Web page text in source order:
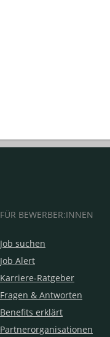
FÜR BEWERBER:INNEN
Job suchen
Job Alert
Karriere-Ratgeber
Fragen & Antworten
Benefits erklärt
Partnerorganisationen